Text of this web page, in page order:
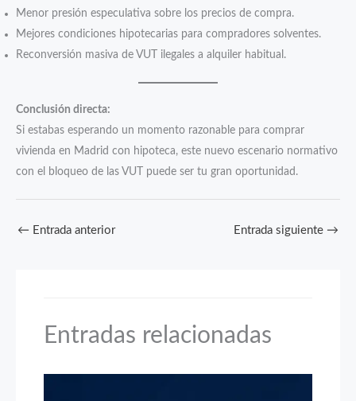
Menor presión especulativa sobre los precios de compra.
Mejores condiciones hipotecarias para compradores solventes.
Reconversión masiva de VUT ilegales a alquiler habitual.
Conclusión directa:
Si estabas esperando un momento razonable para comprar
vivienda en Madrid con hipoteca, este nuevo escenario normativo
con el bloqueo de las VUT puede ser tu gran oportunidad.
← Entrada anterior Entrada siguiente →
Entradas relacionadas